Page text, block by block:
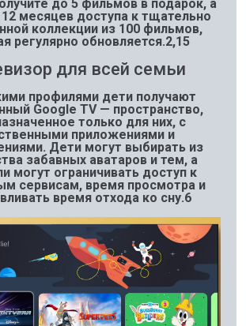
до 5 фильмов в подарок, а
месяцев доступа к тщательно
коллекции из 100 фильмов,
регулярно обновляется.2,15
для всей семьи
профилями дети получают
Google TV — пространство,
только для них, с
приложениями и
Дети могут выбирать из
забавных аватаров и тем, а
могут ограничивать доступ к
сервисам, время просмотра и
время отхода ко сну.6